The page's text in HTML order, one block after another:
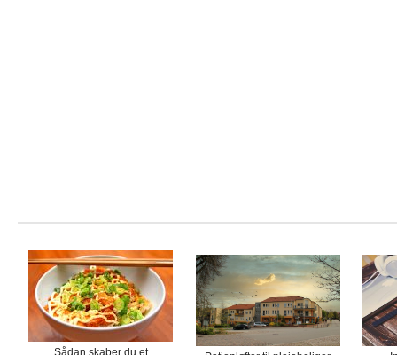
Sådan skaber du et